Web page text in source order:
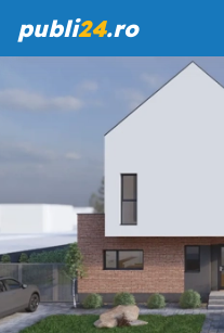
publi24.ro